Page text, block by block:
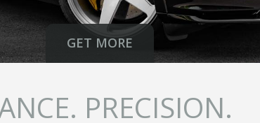
GET MORE
PRECISION.